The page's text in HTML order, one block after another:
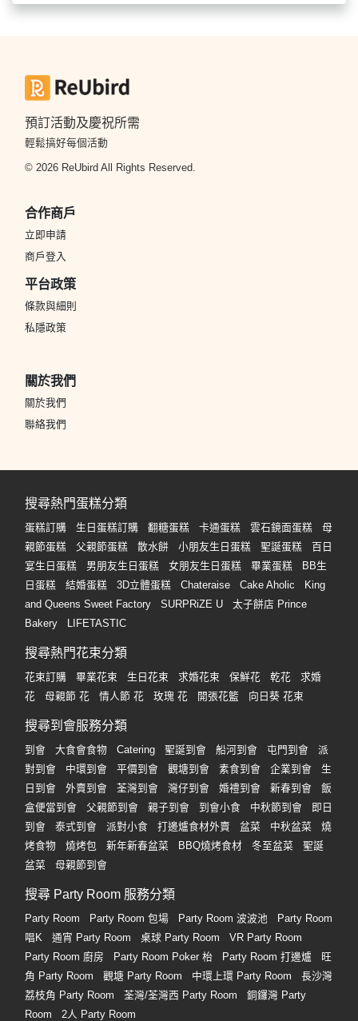
預訂活動及慶祝所需
輕鬆搞好每個活動
© 2026 ReUbird All Rights Reserved.
合作商戶
立即申請
商戶登入
平台政策
條款與細則
私隱政策
關於我們
關於我們
聯絡我們
搜尋熱門蛋糕分類
蛋糕訂購 生日蛋糕訂購 翻糖蛋糕 卡通蛋糕 雲石鏡面蛋糕
母
親節蛋糕
父親節蛋糕 散水餅 小朋友生日蛋糕 聖誕蛋糕
百日
宴生日蛋糕
男朋友生日蛋糕 女朋友生日蛋糕 畢業蛋糕
BB生
日蛋糕
結婚蛋糕 3D立體蛋糕 Chateraise Cake Aholic
King
and Queens Sweet Factory
SURPRiZE U
太子餅店 Prince
Bakery
LIFETASTIC
搜尋熱門花束分類
花束訂購 畢業花束 生日花束 求婚花束 保鮮花 乾花
求婚
花
母親節 花 情人節 花 玫瑰 花 開張花籃 向日葵 花束
搜尋到會服務分類
到會 大食會食物 Catering 聖誕到會 船河到會 屯門到會
派
對到會
中環到會 平價到會 觀塘到會 素食到會 企業到會
生
日到會
外賣到會 荃灣到會 灣仔到會 婚禮到會 新春到會
飯
盒便當到會
父親節到會 親子到會 到會小食 中秋節到會
即日
到會
泰式到會 派對小食 打邊爐食材外賣 盆菜 中秋盆菜
燒
烤食物
燒烤包 新年新春盆菜 BBQ燒烤食材 冬至盆菜
聖誕
盆菜
母親節到會
搜尋 Party Room 服務分類
Party Room Party Room 包場 Party Room 波波池
Party Room
唱K
通宵 Party Room 桌球 Party Room
VR Party Room
Party Room 廚房
Party Room Poker 枱 Party Room 打邊爐
旺
角 Party Room
觀塘 Party Room 中環上環 Party Room
長沙灣
荔枝角 Party Room
荃灣/荃灣西 Party Room
銅鑼灣 Party
Room
2人 Party Room